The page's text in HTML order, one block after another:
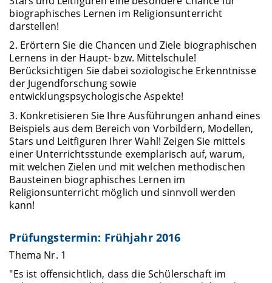
biographisches Lernen im Religionsunterricht
darstellen!
2. Erörtern Sie die Chancen und Ziele biographischen
Lernens in der Haupt- bzw. Mittelschule!
Berücksichtigen Sie dabei soziologische Erkenntnisse
der Jugendforschung sowie
entwicklungspsychologische Aspekte!
3. Konkretisieren Sie Ihre Ausführungen anhand eines
Beispiels aus dem Bereich von Vorbildern, Modellen,
Stars und Leitfiguren Ihrer Wahl! Zeigen Sie mittels
einer Unterrichtsstunde exemplarisch auf, warum,
mit welchen Zielen und mit welchen methodischen
Bausteinen biographisches Lernen im
Religionsunterricht möglich und sinnvoll werden
kann!
Prüfungstermin: Frühjahr 2016
Thema Nr. 1
"Es ist offensichtlich, dass die Schülerschaft im